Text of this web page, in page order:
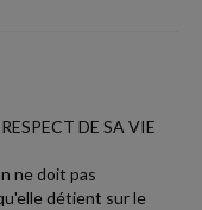
DE SA VIE
ne doit pas
détient sur le